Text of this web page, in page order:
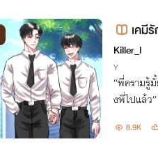
เคมี
Killer_I
Y
“พี่ครามรู้
งพี่ไปแล้ว
8.9K